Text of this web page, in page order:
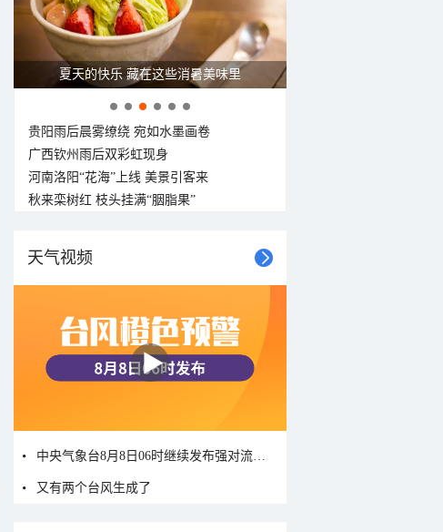
4-5级
东北风
4-5级
东北风
4-5级
东北风
4-5级 4-5级
东北风
4-5级
夏天的快乐 藏在这些消暑美味里
贵阳雨后晨雾缭绕 宛如水墨画卷
广西钦州雨后双彩虹现身
河南洛阳“花海”上线 美景引客来
秋来栾树红 枝头挂满“胭脂果”
天气视频
中央气象台8月8日06时继续发布强对流天气蓝色预警
又有两个台风生成了